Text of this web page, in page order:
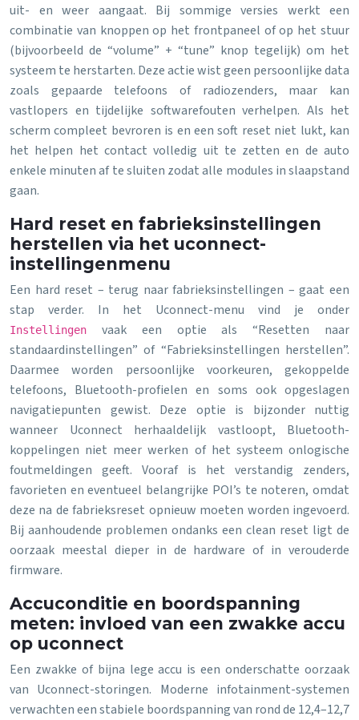
uit- en weer aangaat. Bij sommige versies werkt een
combinatie van knoppen op het frontpaneel of op het stuur
(bijvoorbeeld de “volume” + “tune” knop tegelijk) om het
systeem te herstarten. Deze actie wist geen persoonlijke data
zoals gepaarde telefoons of radiozenders, maar kan
vastlopers en tijdelijke softwarefouten verhelpen. Als het
scherm compleet bevroren is en een soft reset niet lukt, kan
het helpen het contact volledig uit te zetten en de auto
enkele minuten af te sluiten zodat alle modules in slaapstand
gaan.
Hard reset en fabrieksinstellingen
herstellen via het uconnect-
instellingenmenu
Een hard reset – terug naar fabrieksinstellingen – gaat een
stap verder. In het Uconnect-menu vind je onder
Instellingen
vaak een optie als “Resetten naar
standaardinstellingen” of “Fabrieksinstellingen herstellen”.
Daarmee worden persoonlijke voorkeuren, gekoppelde
telefoons, Bluetooth-profielen en soms ook opgeslagen
navigatiepunten gewist. Deze optie is bijzonder nuttig
wanneer Uconnect herhaaldelijk vastloopt, Bluetooth-
koppelingen niet meer werken of het systeem onlogische
foutmeldingen geeft. Vooraf is het verstandig zenders,
favorieten en eventueel belangrijke POI’s te noteren, omdat
deze na de fabrieksreset opnieuw moeten worden ingevoerd.
Bij aanhoudende problemen ondanks een clean reset ligt de
oorzaak meestal dieper in de hardware of in verouderde
firmware.
Accuconditie en boordspanning
meten: invloed van een zwakke accu
op uconnect
Een zwakke of bijna lege accu is een onderschatte oorzaak
van Uconnect-storingen. Moderne infotainment-systemen
verwachten een stabiele boordspanning van rond de 12,4–12,7